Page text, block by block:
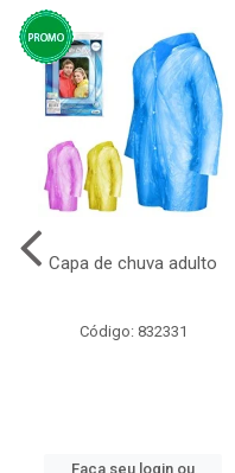
Capa de chuva adulto
Código: 832331
Faça seu login ou